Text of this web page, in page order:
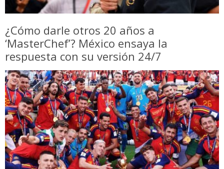
¿Cómo darle otros 20 años a
‘MasterChef’? México ensaya la
respuesta con su versión 24/7